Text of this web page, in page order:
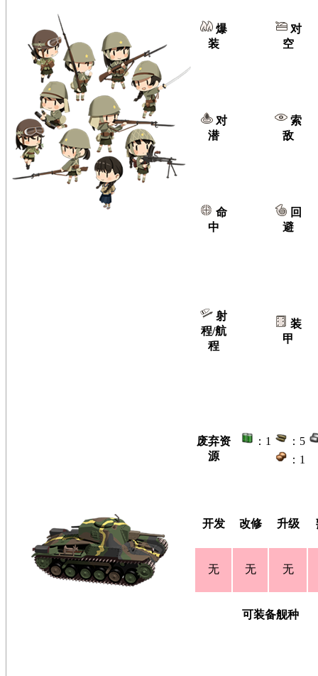
爆
装
对
空
对
潜
索
敌
命
中
回
避
射
程/航
程
装
甲
废弃资
源
：1
：5
：1
开发 改修 升级
无 无 无
可装备舰种